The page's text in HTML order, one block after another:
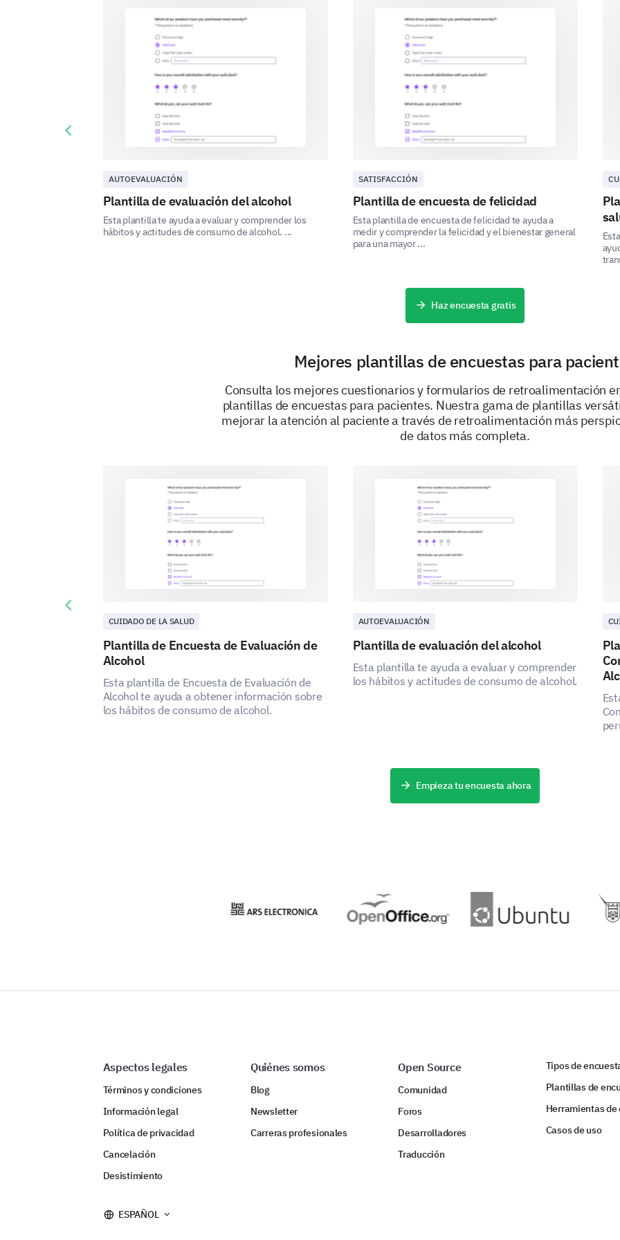
Frutas y verduras
Alcohol
Cigarrillos
Alimentos procesados
Historia Familiar
Entender la historia de salud de su familia puede
Seleccione si alguna de las siguientes
Diabetes
Hipertensión
Cáncer
Artritis
Ninguna de las anteriores
Si no se mencionan en las opciones
condición de salud significativa que se
Salud Física
Su salud física es crucial para nosotros.
¿Ha estado experimentando algún
como dolor, fatiga o problemas de sueño?
No
Si es así, por favor, elabore sobre los
AUTOEVALUACIÓN
Plantilla de evaluación del alcohol
Esta plantilla te ayuda a evaluar y comprender los
hábitos y actitudes de consumo de alcohol. ...
SATISFACCIÓN
Plantilla de encuesta de felicidad
Esta plantilla de encuesta de felicidad te ayuda a
medir y comprender la felicidad y el bienestar general
para una mayor ...
Previous slide
Haz encuesta gratis
Mejores plantillas de encuestas para
Consulta los mejores cuestionarios y formularios de retroalimentación
plantillas de encuestas para pacientes. Nuestra gama de plantillas
mejorar la atención al paciente a través de retroalimentación más
de datos más completa.
CUIDADO DE LA SALUD
Plantilla de Encuesta de Evaluación de
Alcohol
Esta plantilla de Encuesta de Evaluación de
Alcohol te ayuda a obtener información sobre
los hábitos de consumo de alcohol.
AUTOEVALUACIÓN
Plantilla de evaluación del alcohol
Esta plantilla te ayuda a evaluar y comprender
los hábitos y actitudes de consumo de alcohol.
Previous slide
Empieza tu encuesta ahora
Aspectos legales
Términos y condiciones
Información legal
Política de privacidad
Cancelación
Desistimiento
Quiénes somos
Blog
Newsletter
Carreras profesionales
Open Source
Comunidad
Foros
Desarrolladores
Traducción
Tipos de
Plantillas de
Herramientas de
Casos de uso
ESPAÑOL